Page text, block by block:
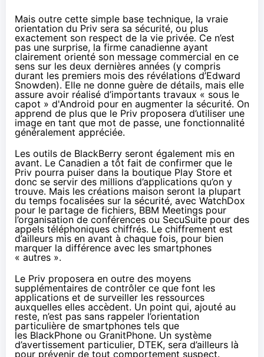
Mais outre cette simple base technique, la vraie
orientation du Priv sera sa sécurité, ou plus
exactement son respect de la vie privée. Ce n’est
pas une surprise, la firme canadienne ayant
clairement orienté son message commercial en ce
sens sur les deux dernières années (y compris
durant les premiers mois des révélations d’Edward
Snowden). Elle ne donne guère de détails, mais elle
assure avoir réalisé d’importants travaux « sous le
capot » d'Android pour en augmenter la sécurité. On
apprend de plus que le Priv proposera d’utiliser une
image en tant que mot de passe, une fonctionnalité
généralement appréciée.
Les outils de BlackBerry seront également mis en
avant. Le Canadien a tôt fait de confirmer que le
Priv pourra puiser dans la boutique Play Store et
donc se servir des millions d’applications qu’on y
trouve. Mais les créations maison seront la plupart
du temps focalisées sur la sécurité, avec WatchDox
pour le partage de fichiers, BBM Meetings pour
l’organisation de conférences ou SecuSuite pour des
appels téléphoniques chiffrés. Le chiffrement est
d’ailleurs mis en avant à chaque fois, pour bien
marquer la différence avec les smartphones
« autres ».
Le Priv proposera en outre des moyens
supplémentaires de contrôler ce que font les
applications et de surveiller les ressources
auxquelles elles accèdent. Un point qui, ajouté au
reste, n’est pas sans rappeler l’orientation
particulière de smartphones tels que
les BlackPhone ou GranitPhone. Un système
d’avertissement particulier, DTEK, sera d’ailleurs là
pour prévenir de tout comportement suspect.